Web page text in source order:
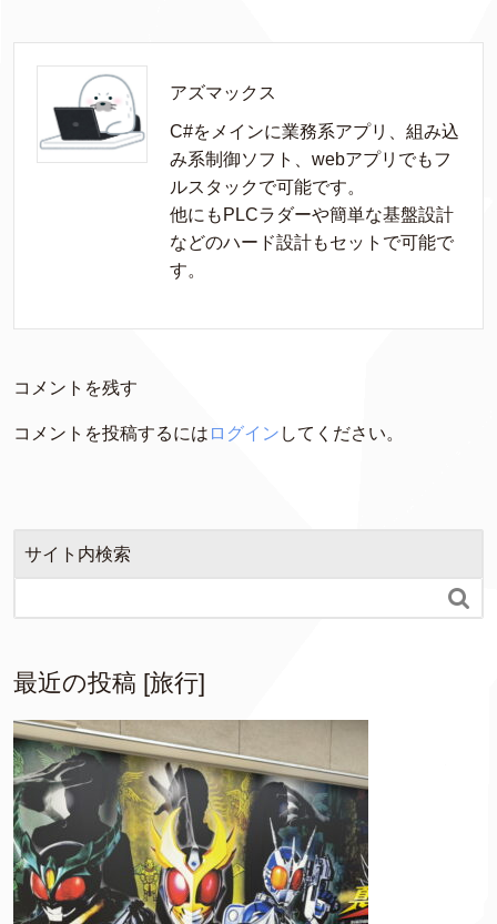
アズマックス
C#をメインに業務系アプリ、組み込
み系制御ソフト、webアプリでもフ
ルスタックで可能です。
他にもPLCラダーや簡単な基盤設計
などのハード設計もセットで可能で
す。
コメントを残す
コメントを投稿するには ログイン してください。
サイト内検索

最近の投稿 [旅行]